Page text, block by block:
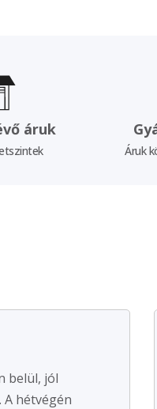
áruk
Áruk
belül, jól
A hétvégén